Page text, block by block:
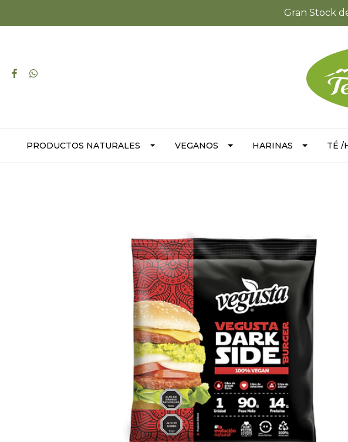
Gran Stock
PRODUCTOS NATURALES VEGANOS HARINAS TÉ /